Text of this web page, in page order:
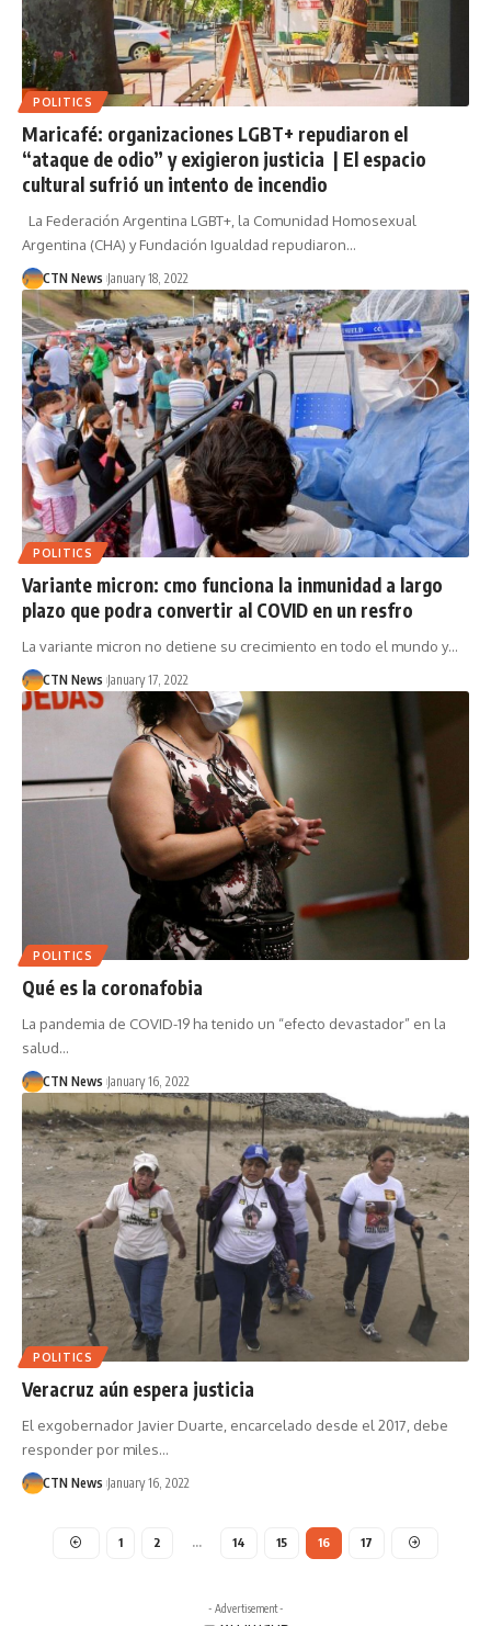
POLITICS
Maricafé: organizaciones LGBT+ repudiaron el
“ataque de odio” y exigieron justicia | El espacio
cultural sufrió un intento de incendio
La Federación Argentina LGBT+, la Comunidad Homosexual
Argentina (CHA) y Fundación Igualdad repudiaron…
CTN News January 18, 2022
POLITICS
Variante micron: cmo funciona la inmunidad a largo
plazo que podra convertir al COVID en un resfro
La variante micron no detiene su crecimiento en todo el mundo y…
CTN News January 17, 2022
POLITICS
Qué es la coronafobia
La pandemia de COVID-19 ha tenido un “efecto devastador” en la
salud…
CTN News January 16, 2022
POLITICS
Veracruz aún espera justicia
El exgobernador Javier Duarte, encarcelado desde el 2017, debe
responder por miles…
CTN News January 16, 2022
1 2 … 14 15 16 17
- Advertisement -